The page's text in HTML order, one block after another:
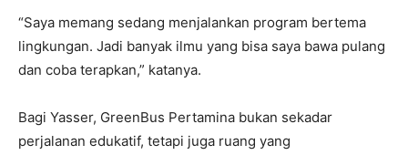
“Saya memang sedang menjalankan program bertema
lingkungan. Jadi banyak ilmu yang bisa saya bawa pulang
dan coba terapkan,” katanya.
Bagi Yasser, GreenBus Pertamina bukan sekadar
perjalanan edukatif, tetapi juga ruang yang